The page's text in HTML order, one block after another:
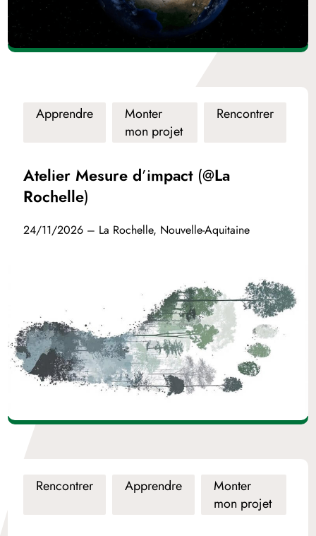
Apprendre
Monter
mon projet
Rencontrer
Atelier Mesure d’impact (@La
Rochelle)
24/11/2026 – La Rochelle, Nouvelle-Aquitaine
Rencontrer Apprendre
Monter
mon projet